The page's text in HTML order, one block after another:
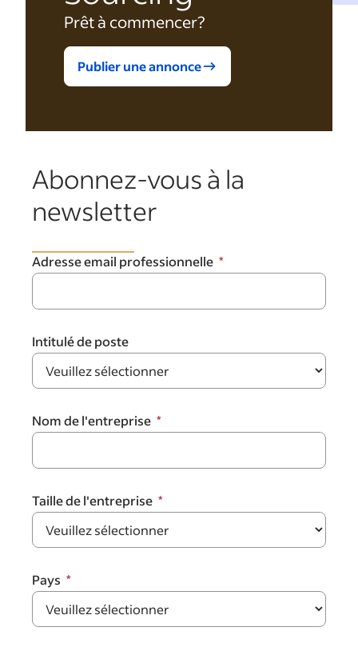
Prêt à commencer?
Publier une annonce
Abonnez-vous à la
newsletter
Adresse email professionnelle
Intitulé de poste
Nom de l'entreprise
Taille de l'entreprise
Pays